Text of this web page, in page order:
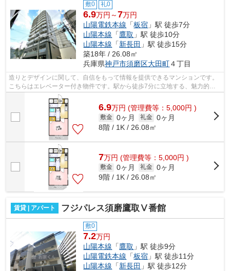
敷0 礼0
6.9万円～7万円
山陽電鉄本線 「板宿 」駅 徒歩7分
山陽本線 「鷹取 」駅 徒歩10分
山陽本線 「新長田 」駅 徒歩15分
築18年 / 26.08㎡
兵庫県神戸市須磨区大田町４丁目
造りとデザインに関して、自信をもって情報を提供できるマンションです。
こちらはエレベーター付き物件です。駅から徒歩7分に立地する、魅力的な
駅近物件です。2沿線利用可能なため、...
6.9万円 (管理費等：5,000円 )
敷金 0ヶ月 礼金 0ヶ月
8階 / 1K / 26.08㎡
7万円 (管理費等：5,000円 )
敷金 0ヶ月 礼金 0ヶ月
9階 / 1K / 26.08㎡
賃貸 | アパート フジパレス須磨鷹取Ⅴ番館
敷0
7.2万円
山陽本線 「鷹取 」駅 徒歩9分
山陽電鉄本線 「板宿 」駅 徒歩11分
山陽本線 「新長田 」駅 徒歩12分